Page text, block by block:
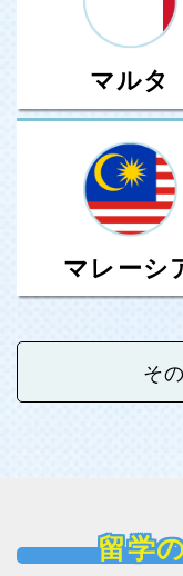
マルタ
マレーシ
そ
留学